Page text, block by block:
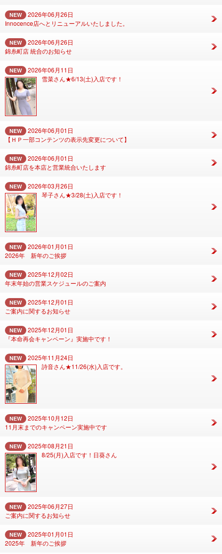
NEW
2026年06月26日
Innocence店へとリニューアルいたしました。
NEW
2026年06月26日
錦糸町店 統合のお知らせ
NEW
2026年06月11日
雪菜さん★6/13(土)入店です！
NEW
2026年06月01日
【ＨＰ一部コンテンツの表示先変更について】
NEW
2026年06月01日
錦糸町店を本店と営業統合いたします
NEW
2026年03月26日
琴子さん★3/28(土)入店です！
NEW
2026年01月01日
2026年 新年のご挨拶
NEW
2025年12月02日
年末年始の営業スケジュールのご案内
NEW
2025年12月01日
ご案内に関するお知らせ
NEW
2025年12月01日
『本命再会キャンペーン』実施中です！
NEW
2025年11月24日
詩音さん★11/26(水)入店です。
NEW
2025年10月12日
11月末までのキャンペーン実施中です
NEW
2025年08月21日
8/25(月)入店です！日葵さん
NEW
2025年06月27日
ご案内に関するお知らせ
NEW
2025年01月01日
2025年 新年のご挨拶